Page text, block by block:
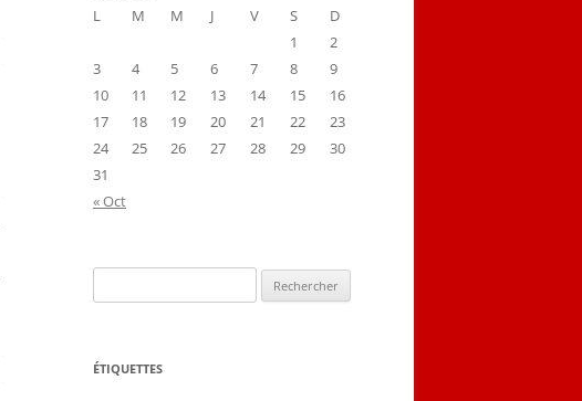
L
M M J V S
D
1
2
3
4 5 6 7 8
9
10
11 12 13 14 15
16
17
18 19 20 21 22
23
24
25 26 27 28 29
30
31
« Oct
ÉTIQUETTES